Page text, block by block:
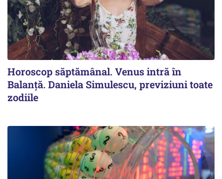
Horoscop săptămânal. Venus intră în
Balanță. Daniela Simulescu, previziuni toate
zodiile